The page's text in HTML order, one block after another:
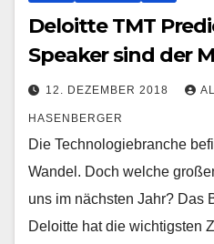
Deloitte TMT
Speaker sind der
12. DEZEMBER 2018
HASENBERGER
Die Technologiebranche
Wandel. Doch welche
uns im nächsten Jahr? Das
Deloitte hat die wichtigsten